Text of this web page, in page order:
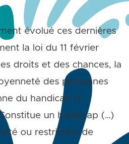
évolué ces dernières
la loi du 11 février
droits et des chances, la
des personnes
du handicap la
un handicap (…)
ou restriction de